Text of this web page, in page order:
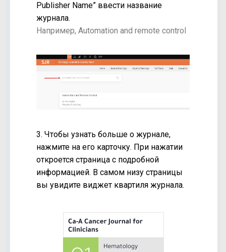
Publisher Name” ввести название
журнала.
Например, Automation and remote control
3. Чтобы узнать больше о журнале,
нажмите на его карточку. При нажатии
откроется страница с подробной
информацией. В самом низу страницы
вы увидите виджет квартиля журнала.